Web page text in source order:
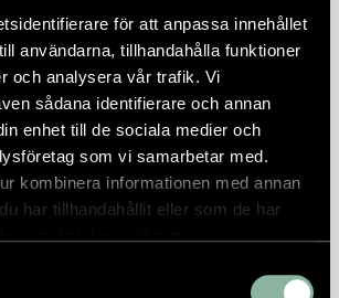
för att anpassa innehållet
användarna, tillhandahålla funktioner
och analysera vår trafik. Vi
sådana identifierare och annan
enhet till de sociala medier och
som vi samarbetar med.
kombinera informationen med annan
har tillhandahållit eller som de har